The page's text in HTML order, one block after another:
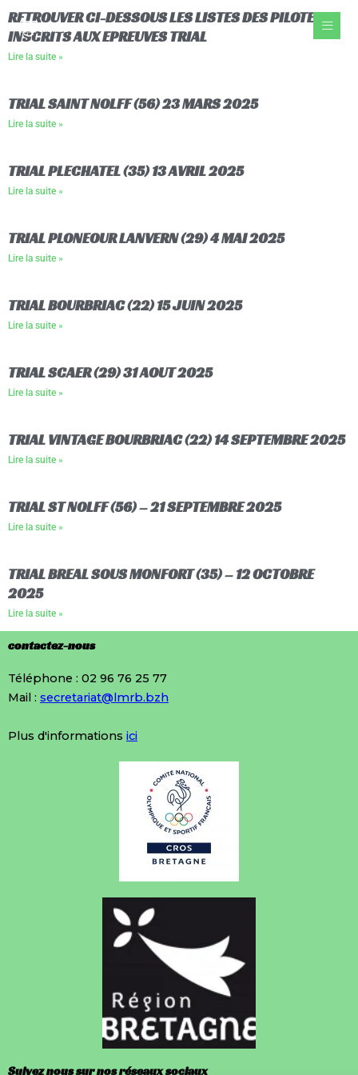
Aller
au
RETROUVER CI-DESSOUS LES LISTES DES PILOTES
INSCRITS AUX EPREUVES TRIAL
Lire la suite »
TRIAL SAINT NOLFF (56) 23 MARS 2025
Lire la suite »
TRIAL PLECHATEL (35) 13 AVRIL 2025
Lire la suite »
TRIAL PLONEOUR LANVERN (29) 4 MAI 2025
Lire la suite »
TRIAL BOURBRIAC (22) 15 JUIN 2025
Lire la suite »
TRIAL SCAER (29) 31 AOUT 2025
Lire la suite »
TRIAL VINTAGE BOURBRIAC (22) 14 SEPTEMBRE 2025
Lire la suite »
TRIAL ST NOLFF (56) – 21 SEPTEMBRE 2025
Lire la suite »
TRIAL BREAL SOUS MONFORT (35) – 12 OCTOBRE
2025
Lire la suite »
contactez-nous
Téléphone : 02 96 76 25 77
Mail : secretariat@lmrb.bzh
Plus d'informations ici
Suivez nous sur nos réseaux sociaux